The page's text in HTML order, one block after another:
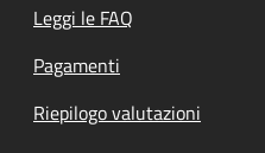
Leggi le FAQ
Pagamenti
Riepilogo valutazioni